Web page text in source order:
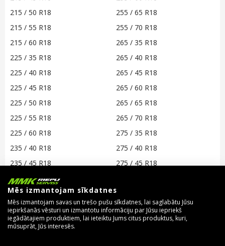
215 / 50 R18
215 / 55 R18
215 / 60 R18
225 / 35 R18
225 / 40 R18
225 / 45 R18
225 / 50 R18
225 / 55 R18
225 / 60 R18
235 / 40 R18
235 / 45 R18
235 / 50 R18
235 / 55 R18
235 / 60 R18
235 / 65 R18
255 / 65 R18
255 / 70 R18
265 / 35 R18
265 / 40 R18
265 / 45 R18
265 / 60 R18
265 / 65 R18
265 / 70 R18
275 / 35 R18
275 / 40 R18
275 / 45 R18
275 / 65 R18
275 / 70 R18
285 / 35 R18
Mēs izmantojam sīkdatnes
Mēs izmantojam savas un trešo pušu sīkdatnes, lai saglabātu Jūsu
iepirkšanās vēsturi un izmantotu informāciju par Jūsu iepriekš
iegādātajiem produktiem, lai ieteiktu Jums citus produktus, kuri,
mūsuprāt, Jūs interesēs.